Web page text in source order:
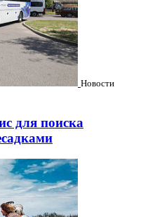
Новости
для поиска